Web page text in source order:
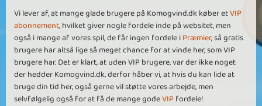
Vi lever af, at mange glade brugere på Komogvind.dk køber etVIP
abonnement, hvilket giver nogle fordele inde på websitet, men
også i mange af vores spil, de får ingen fordele iPræmier, så gratis
brugere har altså lige så meget chance for at vinde her, som VIP
brugere har. Det er klart, at uden VIP brugere, var der ikke noget
der hedder Komogvind.dk, derfor håber vi, at hvis du kan lide at
bruge din tid her, også gerne vil støtte vores arbejde, men
selvfølgelig også for at få de mange godeVIPfordele!